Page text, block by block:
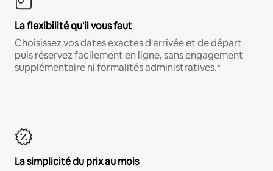
La flexibilité qu'il vous faut
Choisissez vos dates exactes d'arrivée et de départ
puis réservez facilement en ligne, sans engagement
supplémentaire ni formalités administratives.*
La simplicité du prix au mois